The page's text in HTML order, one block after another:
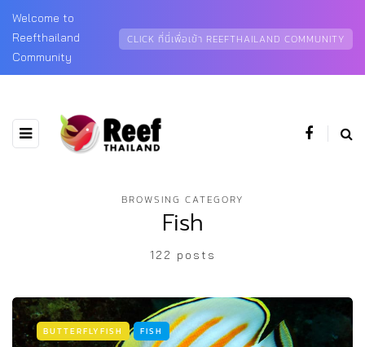
Welcome to
Reefthailand
Community
CLICK ที่นี่เพื่อเข้า REEFTHAILAND COMMUNITY
BROWSING CATEGORY
Fish
122 posts
BUTTERFLYFISH FISH